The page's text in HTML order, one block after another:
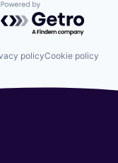
Powered by Getro.com
policyCookie policy